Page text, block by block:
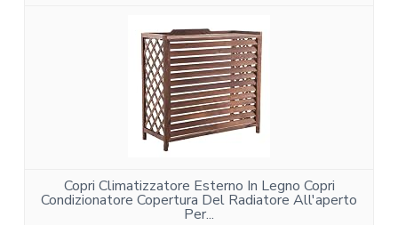
Copri Climatizzatore Esterno In Legno Copri
Condizionatore Copertura Del Radiatore All'aperto
Per...